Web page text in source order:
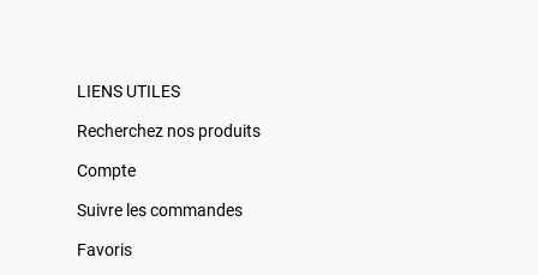
LIENS UTILES
Recherchez nos produits
Compte
Suivre les commandes
Favoris